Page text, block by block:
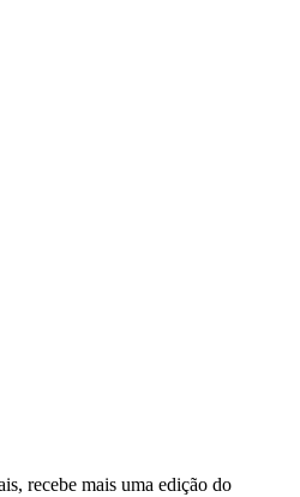
recebe mais uma edição do